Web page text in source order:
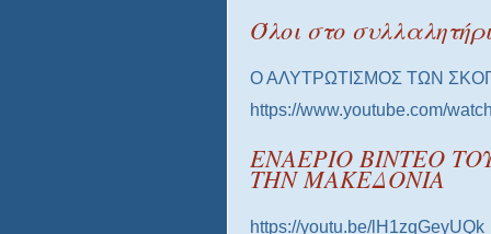
Όλοι στο
Ο ΑΛΥΤΡΩΤΙΣΜΟΣ ΤΩΝ
https://www.youtube.com/
ΕΝΑΕΡΙΟ ΒΙΝΤΕΟ
ΤΗΝ ΜΑΚΕΔΟΝΙΑ
https://youtu.be/lH1zqGeyUQk